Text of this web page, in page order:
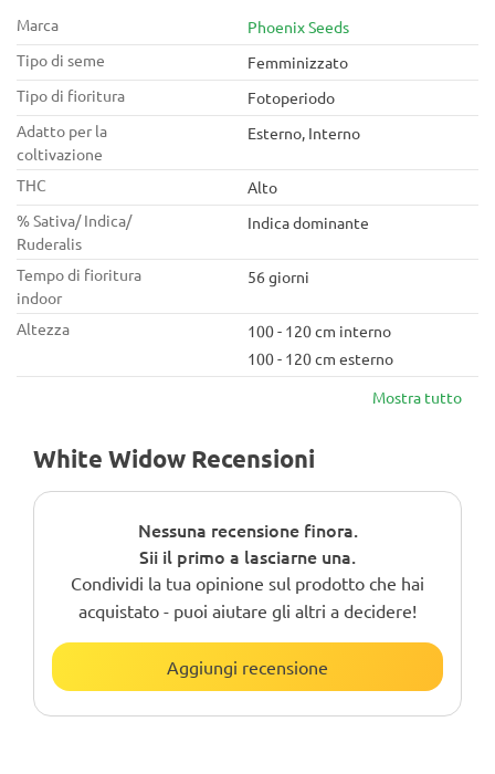
Marca
Phoenix Seeds
Tipo di seme
Femminizzato
Tipo di fioritura
Fotoperiodo
Adatto per la
coltivazione
Esterno, Interno
THC
Alto
% Sativa/ Indica/
Ruderalis
Indica dominante
Tempo di fioritura
indoor
56 giorni
Altezza
100 - 120 cm interno
100 - 120 cm esterno
Mostra tutto
White Widow Recensioni
Nessuna recensione finora.
Sii il primo a lasciarne una.
Condividi la tua opinione sul prodotto che hai
acquistato - puoi aiutare gli altri a decidere!
Aggiungi recensione